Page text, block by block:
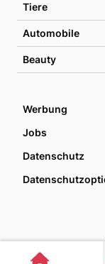
Tiere
Automobile
Beauty
Werbung
Jobs
Datenschutz